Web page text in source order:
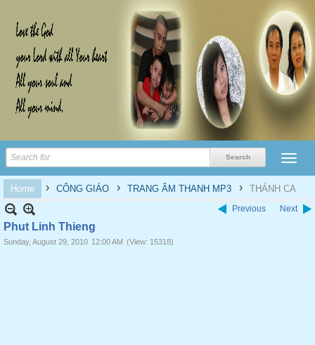
Home › CÔNG GIÁO › TRANG ÂM THANH MP3 › THÁNH CA
Previous Next
Phut Linh Thieng
Sunday, August 29, 2010 12:00 AM (View: 15318)